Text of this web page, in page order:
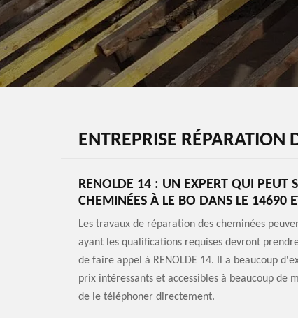
ENTREPRISE
RENOLDE 14 : UN EXPERT QUI PEUT
CHEMINÉES À LE BO DANS LE 14690
Les travaux de réparation des cheminées
ayant les qualifications requises devront
de faire appel à RENOLDE 14. Il a beaucoup
prix intéressants et accessibles à beaucoup
de le téléphoner directement.